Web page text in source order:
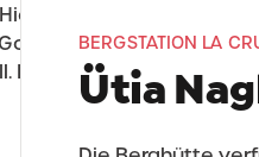
genießen Sie
aber
Highlight für Groß und
BERGSTATION LA
Ütia